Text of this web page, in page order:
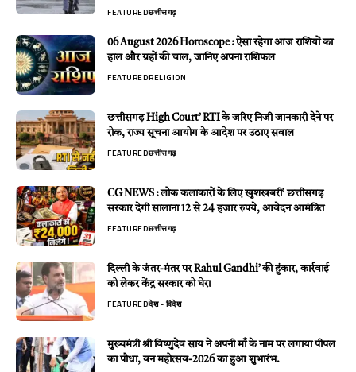
FEATUREDछत्तीसगढ़
06 August 2026 Horoscope : ऐसा रहेगा आज राशियों का
हाल और ग्रहों की चाल, जानिए अपना राशिफल
FEATUREDRELIGION
छत्तीसगढ़ High Court’ RTI के जरिए निजी जानकारी देने पर
रोक, राज्य सूचना आयोग के आदेश पर उठाए सवाल
FEATUREDछत्तीसगढ़
CG NEWS : लोक कलाकारों के लिए खुशखबरी’ छत्तीसगढ़
सरकार देगी सालाना 12 से 24 हजार रुपये, आवेदन आमंत्रित
FEATUREDछत्तीसगढ़
दिल्ली के जंतर-मंतर पर Rahul Gandhi’ की हुंकार, कार्रवाई
को लेकर केंद्र सरकार को घेरा
FEATUREDदेश - विदेश
मुख्यमंत्री श्री विष्णुदेव साय ने अपनी माँ के नाम पर लगाया पीपल
का पौधा, वन महोत्सव-2026 का हुआ शुभारंभ.